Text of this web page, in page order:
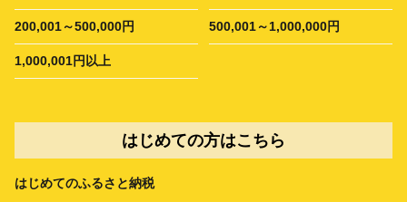
200,001～500,000円 500,001～1,000,000円
1,000,001円以上
はじめての方はこちら
はじめてのふるさと納税